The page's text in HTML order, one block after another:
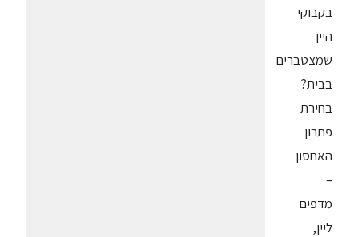
בקבוקי
היין
שמצטברים
בבית?
בחירת
פתרון
האחסון
–
מדפים
ליין,